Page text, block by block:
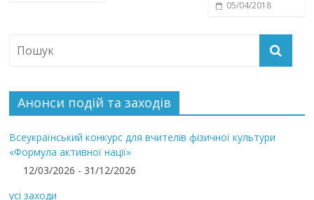
05/04/2018
Анонси подій та заходів
Всеукраїнський конкурс для вчителів фізичної культури
«Формула активної нації»
12/03/2026 - 31/12/2026
усі заходи